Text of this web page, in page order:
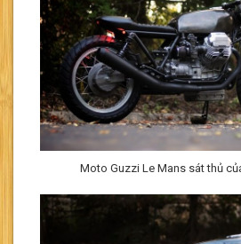
Moto Guzzi Le Mans sát thủ